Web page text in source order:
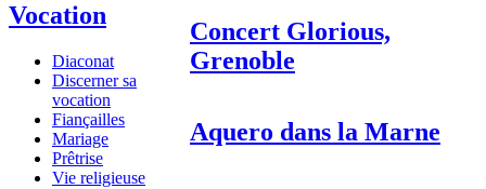
Vocation
Diaconat
Discerner sa
vocation
Fiançailles
Mariage
Prêtrise
Vie religieuse
Concert Glorious,
Grenoble
Aquero dans la Marne